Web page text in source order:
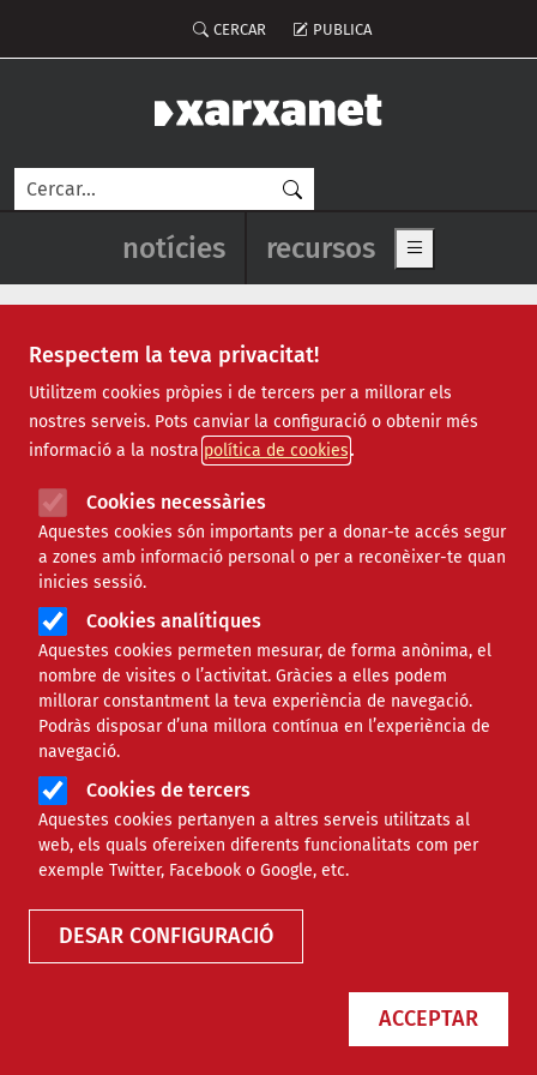
Respectem la teva privacitat!
Utilitzem cookies pròpies i de tercers per a millorar els
nostres serveis. Pots canviar la configuració o obtenir més
informació a la nostra política de cookies
Cookies necessàries
Aquestes cookies són importants per a donar-te accés segur
a zones amb informació personal o per a reconèixer-te quan
inicies sessió.
Cookies analítiques
Aquestes cookies permeten mesurar, de forma anònima, el
nombre de visites o l’activitat. Gràcies a elles podem
millorar constantment la teva experiència de navegació.
Podràs disposar d’una millora contínua en l’experiència de
navegació.
Cookies de tercers
Aquestes cookies pertanyen a altres serveis utilitzats al
web, els quals ofereixen diferents funcionalitats com per
exemple Twitter, Facebook o Google, etc.
DESAR CONFIGURACIÓ
ACCEPTAR
Menú del compte d'usuari
CERCAR PUBLICA
Cerca
Navegació principal de
notícies recursos Show main
moviments socials
Stop JJOO diu que “donarà guerra”
si tornen a plantejar-se uns Jocs
Olímpics d’Hivern al Pirineu